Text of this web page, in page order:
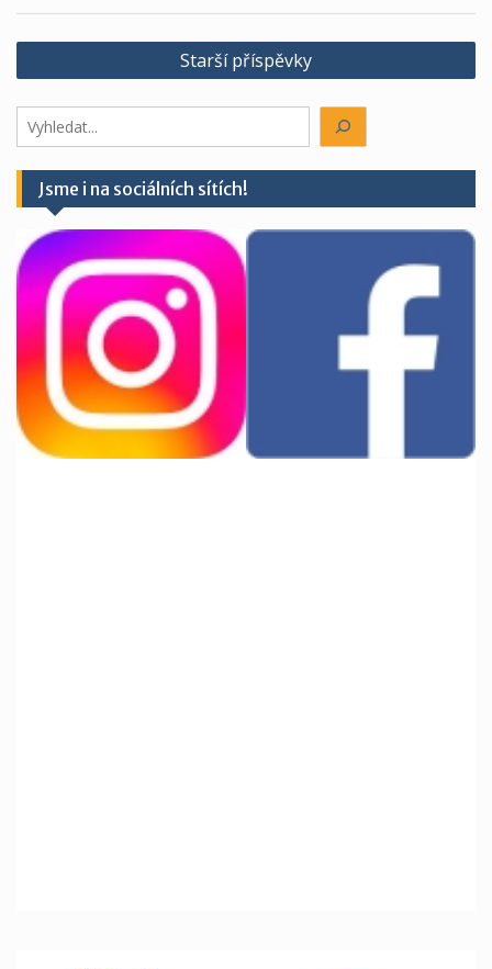
Navigace
pro
příspěvky
Starší příspěvky
Hledáte
něco?
Jsme i na sociálních sítích!